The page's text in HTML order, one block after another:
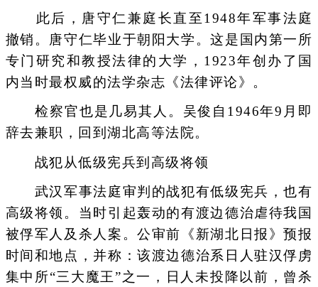
此后，唐守仁兼庭长直至1948年军事法庭
撤销。唐守仁毕业于朝阳大学。这是国内第一所
专门研究和教授法律的大学，1923年创办了国
内当时最权威的法学杂志《法律评论》。
检察官也是几易其人。吴俊自1946年9月即
辞去兼职，回到湖北高等法院。
战犯从低级宪兵到高级将领
武汉军事法庭审判的战犯有低级宪兵，也有
高级将领。当时引起轰动的有渡边德治虐待我国
被俘军人及杀人案。公审前《新湖北日报》预报
时间和地点，并称：该渡边德治系日人驻汉俘虏
集中所“三大魔王”之一，日人未投降以前，曾杀